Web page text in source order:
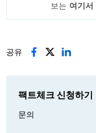
보는 여기서
공유
팩트체크 신청하기
문의